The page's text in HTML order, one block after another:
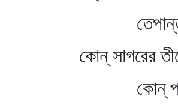
কোন্‌ সাগরের
কোন্‌